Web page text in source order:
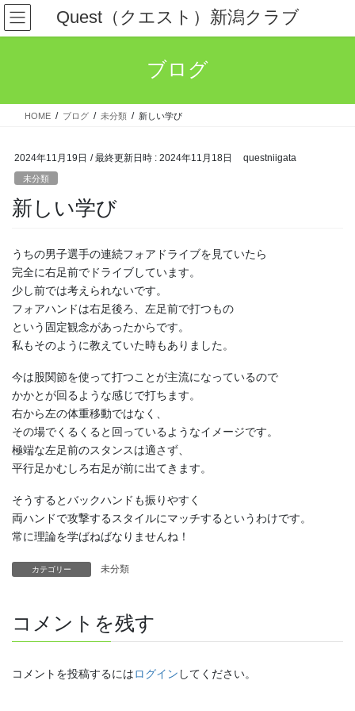
コ
ン
テ
ス
ナ
ビ
ゲ
ン
Quest（クエスト）新潟クラブ
ブログ
HOME ブログ 未分類 新しい学び
2024年11月19日 / 最終更新日時 : 2024年11月18日 questniigata
未分類
新しい学び
うちの男子選手の連続フォアドライブを見ていたら
完全に右足前でドライブしています。
少し前では考えられないです。
フォアハンドは右足後ろ、左足前で打つもの
という固定観念があったからです。
私もそのように教えていた時もありました。
今は股関節を使って打つことが主流になっているので
かかとが回るような感じで打ちます。
右から左の体重移動ではなく、
その場でくるくると回っているようなイメージです。
極端な左足前のスタンスは適さず、
平行足かむしろ右足が前に出てきます。
そうするとバックハンドも振りやすく
両ハンドで攻撃するスタイルにマッチするというわけです。
常に理論を学ばねばなりませんね！
カテゴリー 未分類
コメントを残す
コメントを投稿するにはログイン してください。